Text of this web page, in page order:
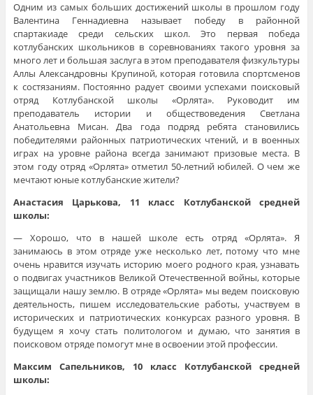
Одним из самых больших достижений школы в прошлом году
Валентина Геннадиевна называет победу в районной
спартакиаде среди сельских школ. Это первая победа
котлубанских школьников в соревнованиях такого уровня за
много лет и большая заслуга в этом преподавателя физкультуры
Аллы Александровны Крупиной, которая готовила спортсменов
к состязаниям. Постоянно радует своими успехами поисковый
отряд Котлубанской школы «Орлята». Руководит им
преподаватель истории и обществоведения Светлана
Анатольевна Мисан. Два года подряд ребята становились
победителями районных патриотических чтений, и в военных
играх на уровне района всегда занимают призовые места. В
этом году отряд «Орлята» отметил 50-летний юбилей. О чем же
мечтают юные котлубанские жители?
Анастасия Царькова, 11 класс Котлубанской средней
школы:
— Хорошо, что в нашей школе есть отряд «Орлята». Я
занимаюсь в этом отряде уже несколько лет, потому что мне
очень нравится изучать историю моего родного края, узнавать
о подвигах участников Великой Отечественной войны, которые
защищали нашу землю. В отряде «Орлята» мы ведем поисковую
деятельность, пишем исследовательские работы, участвуем в
исторических и патриотических конкурсах разного уровня. В
будущем я хочу стать политологом и думаю, что занятия в
поисковом отряде помогут мне в освоении этой профессии.
Максим Сапельников, 10 класс Котлубанской средней
школы: